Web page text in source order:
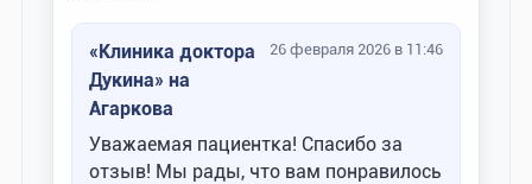
«Клиника доктора
Дукина» на
Агаркова
26 февраля 2026 в 11:46
Уважаемая пациентка! Спасибо за
отзыв! Мы рады, что вам понравилось